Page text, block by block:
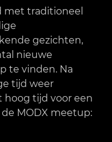
met traditioneel
gezichten,
nieuwe
te vinden. Na
tijd weer
hoog tijd voor een
MODX meetup: